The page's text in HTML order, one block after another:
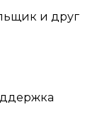
с
очень
и друг